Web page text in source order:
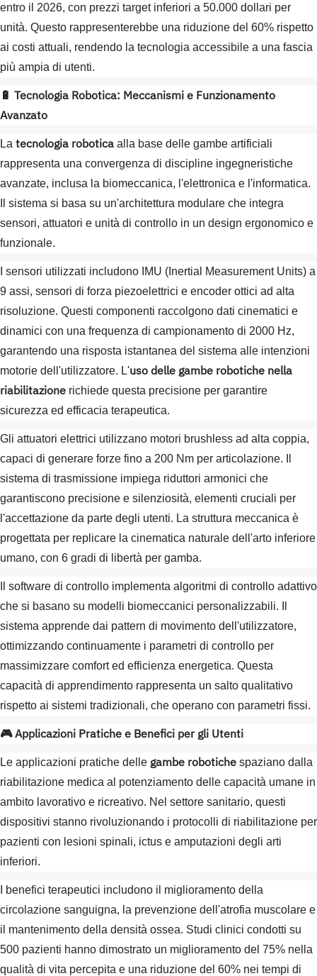
entro il 2026, con prezzi target inferiori a 50.000 dollari per
unità. Questo rappresenterebbe una riduzione del 60% rispetto
ai costi attuali, rendendo la tecnologia accessibile a una fascia
più ampia di utenti.
🔋 Tecnologia Robotica: Meccanismi e Funzionamento
Avanzato
La tecnologia robotica alla base delle gambe artificiali
rappresenta una convergenza di discipline ingegneristiche
avanzate, inclusa la biomeccanica, l'elettronica e l'informatica.
Il sistema si basa su un'architettura modulare che integra
sensori, attuatori e unità di controllo in un design ergonomico e
funzionale.
I sensori utilizzati includono IMU (Inertial Measurement Units) a
9 assi, sensori di forza piezoelettrici e encoder ottici ad alta
risoluzione. Questi componenti raccolgono dati cinematici e
dinamici con una frequenza di campionamento di 2000 Hz,
garantendo una risposta istantanea del sistema alle intenzioni
motorie dell'utilizzatore. L'uso delle gambe robotiche nella
riabilitazione richiede questa precisione per garantire
sicurezza ed efficacia terapeutica.
Gli attuatori elettrici utilizzano motori brushless ad alta coppia,
capaci di generare forze fino a 200 Nm per articolazione. Il
sistema di trasmissione impiega riduttori armonici che
garantiscono precisione e silenziosità, elementi cruciali per
l'accettazione da parte degli utenti. La struttura meccanica è
progettata per replicare la cinematica naturale dell'arto inferiore
umano, con 6 gradi di libertà per gamba.
Il software di controllo implementa algoritmi di controllo adattivo
che si basano su modelli biomeccanici personalizzabili. Il
sistema apprende dai pattern di movimento dell'utilizzatore,
ottimizzando continuamente i parametri di controllo per
massimizzare comfort ed efficienza energetica. Questa
capacità di apprendimento rappresenta un salto qualitativo
rispetto ai sistemi tradizionali, che operano con parametri fissi.
🎮 Applicazioni Pratiche e Benefici per gli Utenti
Le applicazioni pratiche delle gambe robotiche spaziano dalla
riabilitazione medica al potenziamento delle capacità umane in
ambito lavorativo e ricreativo. Nel settore sanitario, questi
dispositivi stanno rivoluzionando i protocolli di riabilitazione per
pazienti con lesioni spinali, ictus e amputazioni degli arti
inferiori.
I benefici terapeutici includono il miglioramento della
circolazione sanguigna, la prevenzione dell'atrofia muscolare e
il mantenimento della densità ossea. Studi clinici condotti su
500 pazienti hanno dimostrato un miglioramento del 75% nella
qualità di vita percepita e una riduzione del 60% nei tempi di